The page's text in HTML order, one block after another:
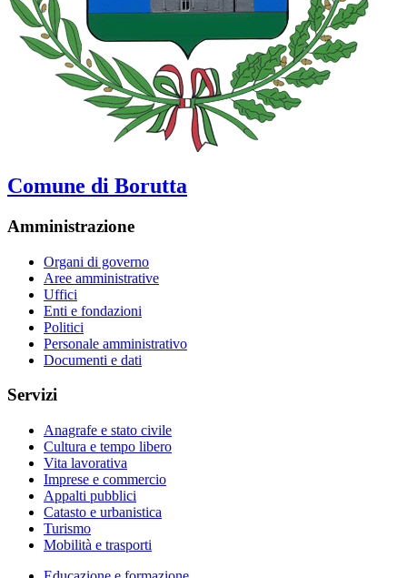
Comune di Borutta
Amministrazione
Organi di governo
Aree amministrative
Uffici
Enti e fondazioni
Politici
Personale amministrativo
Documenti e dati
Servizi
Anagrafe e stato civile
Cultura e tempo libero
Vita lavorativa
Imprese e commercio
Appalti pubblici
Catasto e urbanistica
Turismo
Mobilità e trasporti